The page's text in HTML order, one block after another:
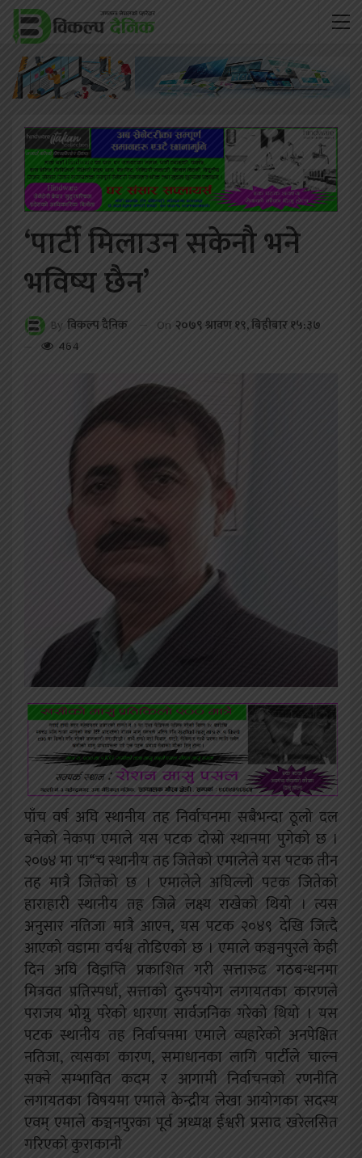
‘पार्टी मिलाउन सकेनौ भने
भविष्य छैन’
By विकल्प दैनिक On २०७९ श्रावण १९, बिहीबार १५:३७
464
पाँच वर्ष अघि स्थानीय तह निर्वाचनमा सबैभन्दा ठूलो दल
बनेको नेकपा एमाले यस पटक दोस्रो स्थानमा पुगेको छ ।
२०७४ मा पा“च स्थानीय तह जितेको एमालेले यस पटक तीन
तह मात्रै जितेको छ । एमालेले अघिल्लो पटक जितेको
हाराहारी स्थानीय तह जित्ने लक्ष्य राखेको थियो । त्यस
अनुसार नतिजा मात्रै आएन, यस पटक २०४९ देखि जित्दै
आएको वडामा वर्चश्व तोडिएको छ । एमाले कञ्चनपुरले केही
दिन अघि विज्ञप्ति प्रकाशित गरी सत्तारुढ गठबन्धनमा
मित्रवत प्रतिस्पर्धा, सत्ताको दुरुपयोग लगायतका कारणले
पराजय भोग्नु परेको धारणा सार्वजनिक गरेको थियो । यस
पटक स्थानीय तह निर्वाचनमा एमाले व्यहारेको अनपेक्षित
नतिजा, त्यसका कारण, समाधानका लागि पार्टीले चाल्न
सक्ने सम्भावित कदम र आगामी निर्वाचनको रणनीति
लगायतका विषयमा एमाले केन्द्रीय लेखा आयोगका सदस्य
एवम् एमाले कञ्चनपुरका पूर्व अध्यक्ष ईश्वरी प्रसाद खरेलसित
गरिएको कुराकानी